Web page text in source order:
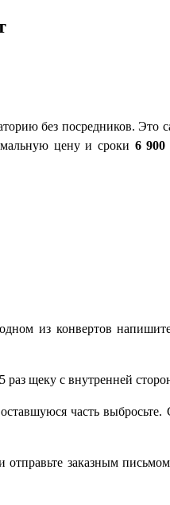
без посредников.
цену и сроки 6 900
из конвертов
щеку с внутренней
часть
отправьте заказным